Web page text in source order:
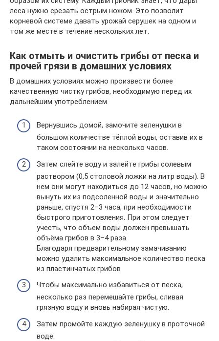
леса нужно срезать острым ножом. Это позволит
корневой системе давать урожай серушек на одном и
том же месте в течение нескольких лет.
Как отмыть и очистить грибы от песка и
прочей грязи в домашних условиях
В домашних условиях можно произвести более
качественную чистку грибов, необходимую перед их
дальнейшим употреблением
Вернувшись домой, замочите зеленушки в
большом количестве тёплой воды, оставив их в
таком состоянии на несколько часов.
Затем слейте воду и залейте грибы солевым
раствором (0,5 столовой ложки на литр воды). В
нём они могут находиться до 12 часов, но можно
вынуть их из подсоленной воды и значительно
раньше, спустя 2–3 часа, при необходимости
быстрого приготовления. При этом следует
учесть, что объем воды должен превышать
объёма грибов в 3–4 раза.
Благодаря предварительному замачиванию
можно удалить максимальное количество песка
из пластинчатых грибов
Чтобы максимально избавиться от песка,
несколько раз перемешайте грибы, сливая
грязную воду и вновь набирая чистую.
Затем промойте каждую зеленушку в проточной
воде.